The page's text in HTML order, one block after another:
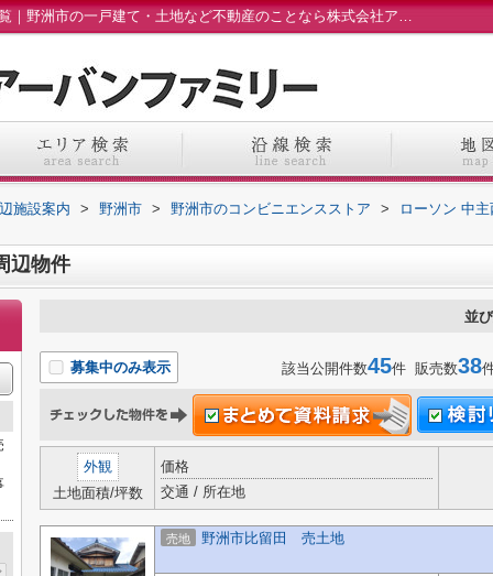
ローソン 中主西河原店周辺の物件一覧｜野洲市の一戸建て・土地など不動産のことなら株式会社アーバンファミリーへ
施設案内 > 野洲市 > 野洲市のコンビニエンスストア > ローソン 中
辺物件
並
募集中のみ表示 該当公開件数45件 販売数38
外観
土地面積/坪数
価格
交通 / 所在地
売地 野洲市比留田 売土地